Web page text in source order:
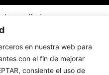
en nuestra web para
con el fin de mejorar
consiente el uso de
por